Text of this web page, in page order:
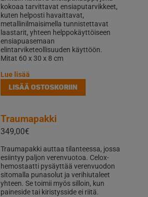
kokoaa tarvittavat ensiaputarvikkeet,
kuten helposti havaittavat,
metallinilmaisimella tunnistettavat
laastarit, yhteen helppokäyttöiseen
ensiapuasemaan
elintarviketeollisuuden käyttöön.
Mitat 60 x 30 x 8 cm
Lue lisää
LISÄÄ OSTOSKORIIN
Traumapakki
349,00€
Traumapakki auttaa tilanteessa, jossa
esiintyy paljon verenvuotoa. Celox-
hemostaatti pysäyttää verenvuodon
sitomalla punasolut ja verihiutaleet
yhteen. Se toimii myös silloin, kun
paineside tai kiristysside ei riitä.